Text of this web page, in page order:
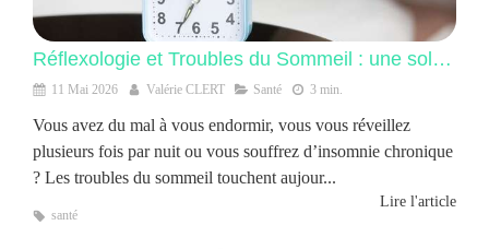
Réflexologie et Troubles du Sommeil : une solution naturelle contre l’insomnie
11 Mai 2026 Valérie CLERT Santé 3 min.
Vous avez du mal à vous endormir, vous vous réveillez
plusieurs fois par nuit ou vous souffrez d’insomnie chronique
? Les troubles du sommeil touchent aujour...
Lire l'article
santé